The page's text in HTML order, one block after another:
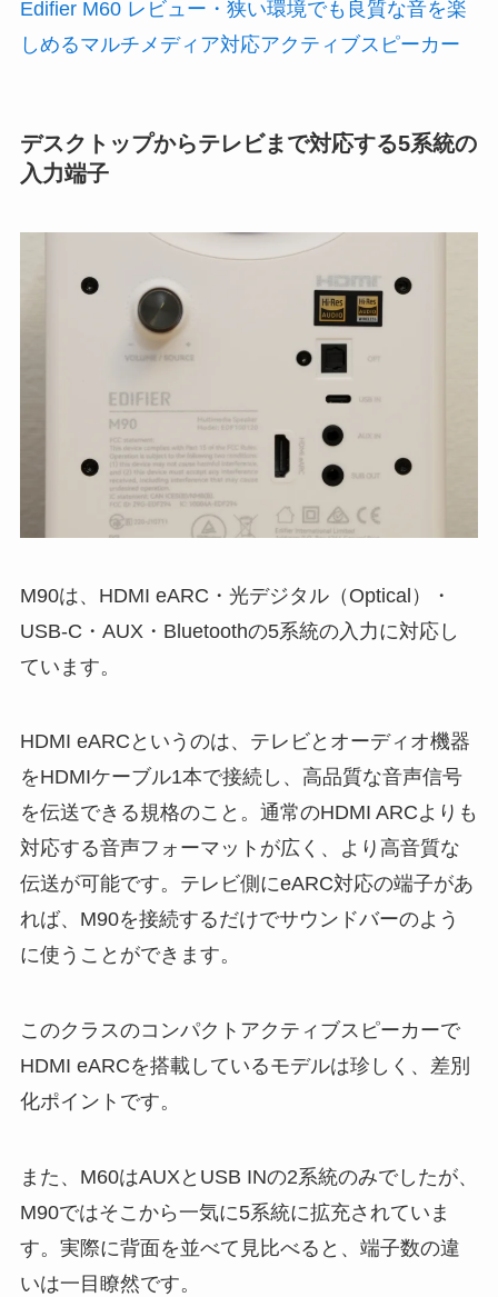
Edifier M60 レビュー・狭い環境でも良質な音を楽
しめるマルチメディア対応アクティブスピーカー
デスクトップからテレビまで対応する5系統の
入力端子
M90は、HDMI eARC・光デジタル（Optical）・
USB-C・AUX・Bluetoothの5系統の入力に対応し
ています。
HDMI eARCというのは、テレビとオーディオ機器
をHDMIケーブル1本で接続し、高品質な音声信号
を伝送できる規格のこと。通常のHDMI ARCよりも
対応する音声フォーマットが広く、より高音質な
伝送が可能です。テレビ側にeARC対応の端子があ
れば、M90を接続するだけでサウンドバーのよう
に使うことができます。
このクラスのコンパクトアクティブスピーカーで
HDMI eARCを搭載しているモデルは珍しく、差別
化ポイントです。
また、M60はAUXとUSB INの2系統のみでしたが、
M90ではそこから一気に5系統に拡充されていま
す。実際に背面を並べて見比べると、端子数の違
いは一目瞭然です。